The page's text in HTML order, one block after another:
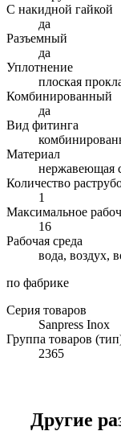
С накидной гайкой
да
Разъемный
да
Уплотнение
плоская
Комбинированный
да
Вид фитинга
Материал
нержавеющая
Количество
1
Максимальное
16
Рабочая среда
вода, воздух,
по фабрике
Серия товаров
Sanpress Inox
Группа товаров
2365
Другие